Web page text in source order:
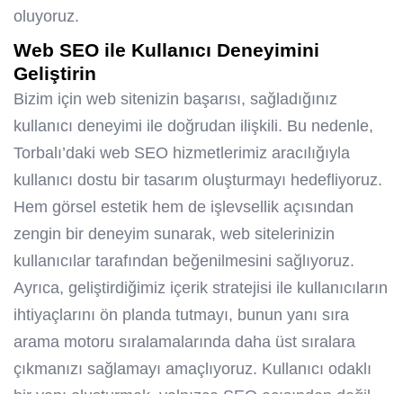
oluyoruz.
Web SEO ile Kullanıcı Deneyimini
Geliştirin
Bizim için web sitenizin başarısı, sağladığınız
kullanıcı deneyimi ile doğrudan ilişkili. Bu nedenle,
Torbalı’daki web SEO hizmetlerimiz aracılığıyla
kullanıcı dostu bir tasarım oluşturmayı hedefliyoruz.
Hem görsel estetik hem de işlevsellik açısından
zengin bir deneyim sunarak, web sitelerinizin
kullanıcılar tarafından beğenilmesini sağlıyoruz.
Ayrıca, geliştirdiğimiz içerik stratejisi ile kullanıcıların
ihtiyaçlarını ön planda tutmayı, bunun yanı sıra
arama motoru sıralamalarında daha üst sıralara
çıkmanızı sağlamayı amaçlıyoruz. Kullanıcı odaklı